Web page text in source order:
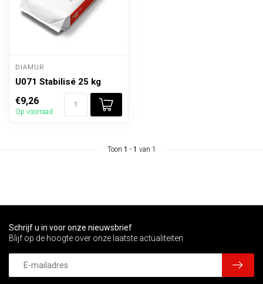
DIAMUR
U071 Stabilisé 25 kg
€9,26
Op voorraad
Toon 1 - 1 van 1
Schrijf u in voor onze nieuwsbrief
Blijf op de hoogte over onze laatste actualiteiten